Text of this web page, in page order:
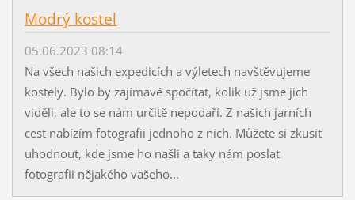
Modrý kostel
05.06.2023 08:14
Na všech našich expedicích a výletech navštěvujeme
kostely. Bylo by zajímavé spočítat, kolik už jsme jich
viděli, ale to se nám určitě nepodaří. Z našich jarních
cest nabízím fotografii jednoho z nich. Můžete si zkusit
uhodnout, kde jsme ho našli a taky nám poslat
fotografii nějakého vašeho...